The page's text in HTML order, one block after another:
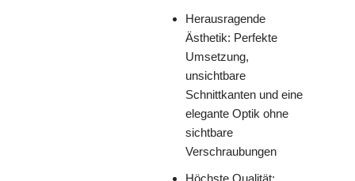
Herausragende
Ästhetik: Perfekte
Umsetzung,
unsichtbare
Schnittkanten und eine
elegante Optik ohne
sichtbare
Verschraubungen